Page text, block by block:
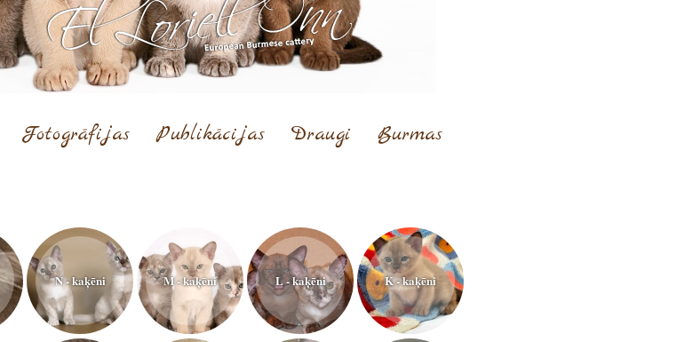
Fotogrāfijas Publikācijas Draugi
Burmas
N - kaķēni M - kaķēni L - kaķēni K - kaķēni